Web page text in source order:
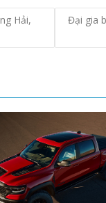
Hải,
Đại gia